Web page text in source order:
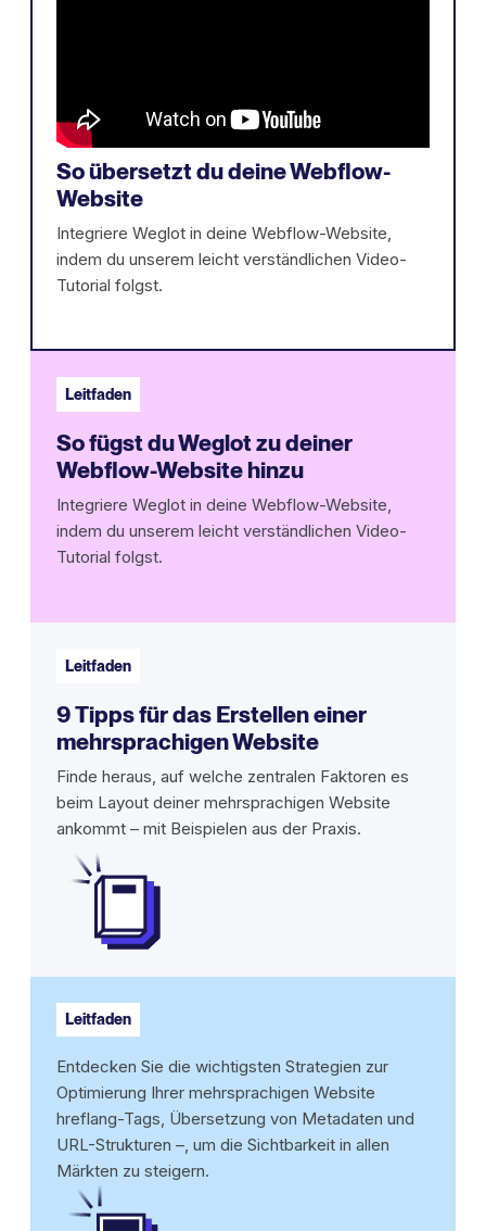
So übersetzt du deine Webflow-
Website
Integriere Weglot in deine Webflow-Website,
indem du unserem leicht verständlichen Video-
Tutorial folgst.
Leitfaden
So fügst du Weglot zu deiner
Webflow-Website hinzu
Integriere Weglot in deine Webflow-Website,
indem du unserem leicht verständlichen Video-
Tutorial folgst.
Leitfaden
9 Tipps für das Erstellen einer
mehrsprachigen Website
Finde heraus, auf welche zentralen Faktoren es
beim Layout deiner mehrsprachigen Website
ankommt – mit Beispielen aus der Praxis.
Leitfaden
Entdecken Sie die wichtigsten Strategien zur
Optimierung Ihrer mehrsprachigen Website
hreflang-Tags, Übersetzung von Metadaten und
URL-Strukturen –, um die Sichtbarkeit in allen
Märkten zu steigern.